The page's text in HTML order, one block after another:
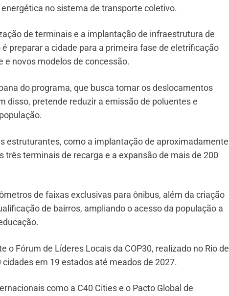
no sistema de transporte coletivo.
de terminais e a implantação de infraestrutura de
preparar a cidade para a primeira fase de eletrificação
e novos modelos de concessão.
do programa, que busca tornar os deslocamentos
disso, pretende reduzir a emissão de poluentes e
estruturantes, como a implantação de aproximadamente
três terminais de recarga e a expansão de mais de 200
de faixas exclusivas para ônibus, além da criação
de bairros, ampliando o acesso da população a
o Fórum de Líderes Locais da COP30, realizado no Rio de
em 19 estados até meados de 2027.
como a C40 Cities e o Pacto Global de